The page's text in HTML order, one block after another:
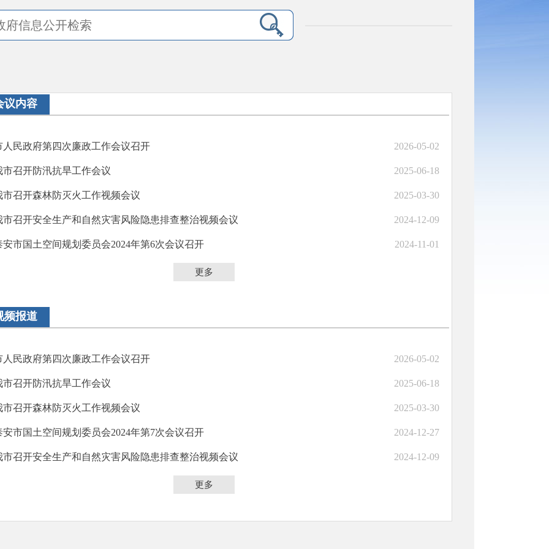
议内容
人民政府第四次廉政工作会议召开 2026-05-02
市召开防汛抗旱工作会议 2025-06-18
市召开森林防灭火工作视频会议 2025-03-30
市召开安全生产和自然灾害风险隐患排查整治视频会议 2024-12-09
安市国土空间规划委员会2024年第6次会议召开 2024-11-01
更多
频报道
人民政府第四次廉政工作会议召开 2026-05-02
市召开防汛抗旱工作会议 2025-06-18
市召开森林防灭火工作视频会议 2025-03-30
安市国土空间规划委员会2024年第7次会议召开 2024-12-27
市召开安全生产和自然灾害风险隐患排查整治视频会议 2024-12-09
更多